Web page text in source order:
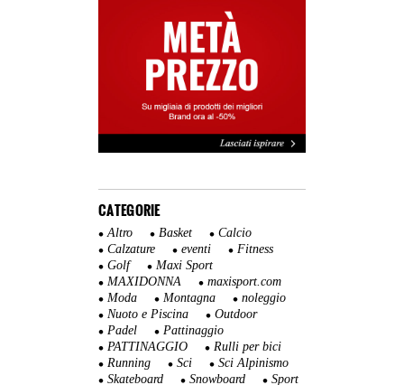
CATEGORIE
Altro Basket
Calcio
Calzature
eventi
Fitness
Golf
Maxi Sport
MAXIDONNA
maxisport.com
Moda
Montagna
noleggio
Nuoto e Piscina
Outdoor
Padel
Pattinaggio
PATTINAGGIO
Rulli per bici
Running
Sci
Sci Alpinismo
Skateboard
Snowboard
Sport